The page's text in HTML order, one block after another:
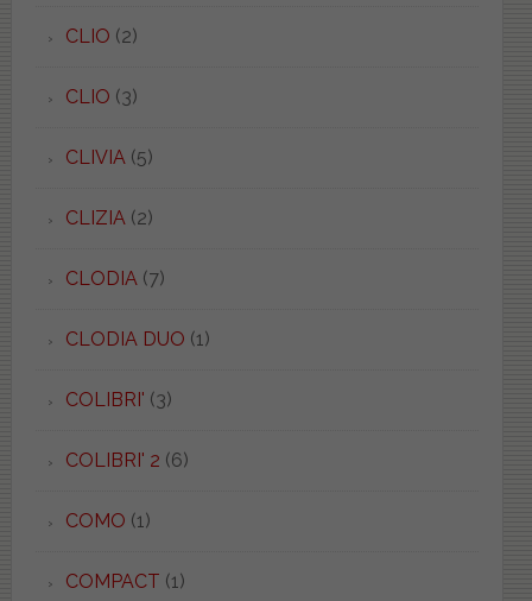
CLIO (2)
CLIO (3)
CLIVIA(5)
CLIZIA(2)
CLODIA(7)
CLODIA DUO (1)
COLIBRI' (3)
COLIBRI' 2 (6)
COMO (1)
COMPACT (1)